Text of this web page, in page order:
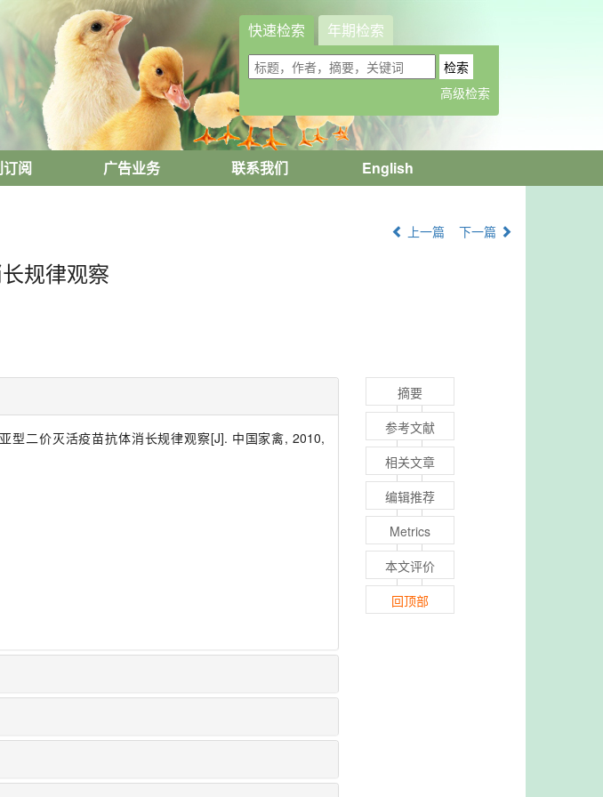
快速检索 年期检索
阅 广告业务 联系我们 English
上一篇 下一篇
规律观察
型二价灭活疫苗抗体消长规律观察[J]. 中国家禽, 2010,
摘要
参考文献
相关文章
编辑推荐
Metrics
本文评价
回顶部